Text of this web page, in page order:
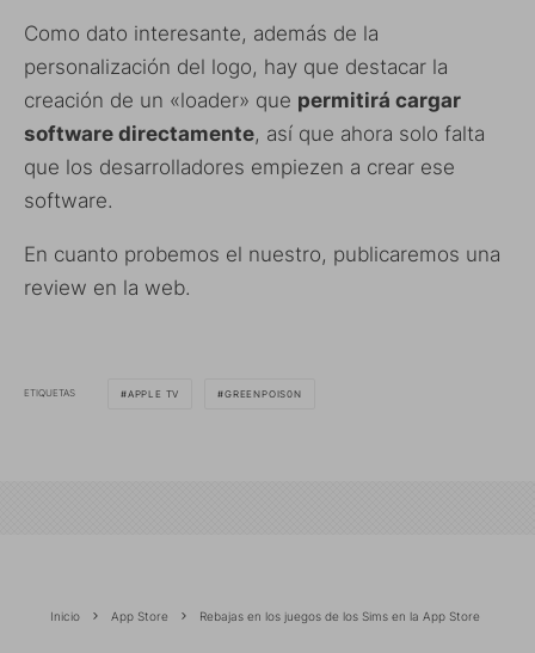
Como dato interesante, además de la
personalización del logo, hay que destacar la
creación de un «loader» que permitirá cargar
software directamente, así que ahora solo falta
que los desarrolladores empiezen a crear ese
software.
En cuanto probemos el nuestro, publicaremos una
review en la web.
ETIQUETAS APPLE TV GREENPOIS0N
Inicio App Store Rebajas en los juegos de los Sims en la App Store